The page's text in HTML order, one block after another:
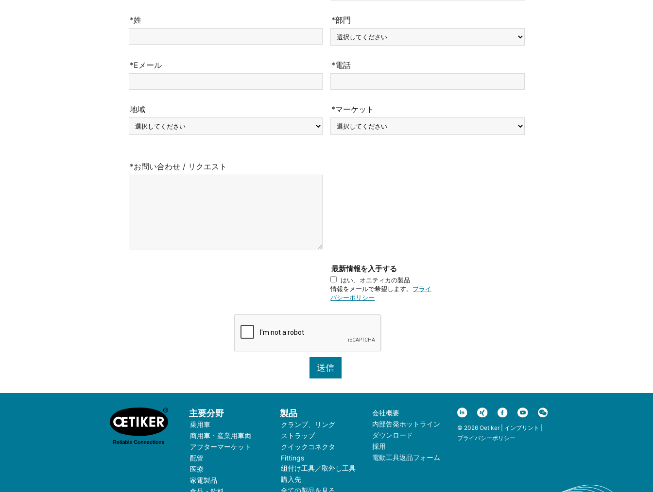
*姓 *部門
*Eメール *電話
地域 *マーケット
*お問い合わせ / リクエスト
最新情報を入手する
はい、オエティカの製品
情報をメールで希望します。 プライ
バシーポリシー
主要分野
乗用車
商用車・産業用車両
アフターマーケット
配管
医療
家電製品
製品
クランプ、リング
ストラップ
クイックコネクタ
Fittings
組付け工具／取外し工具
購入先
全ての製品を見る
会社概要
内部告発ホットライン
ダウンロード
採用
電動工具返品フォーム
© 2026 Oetiker | インプリント
プライバシーポリシー